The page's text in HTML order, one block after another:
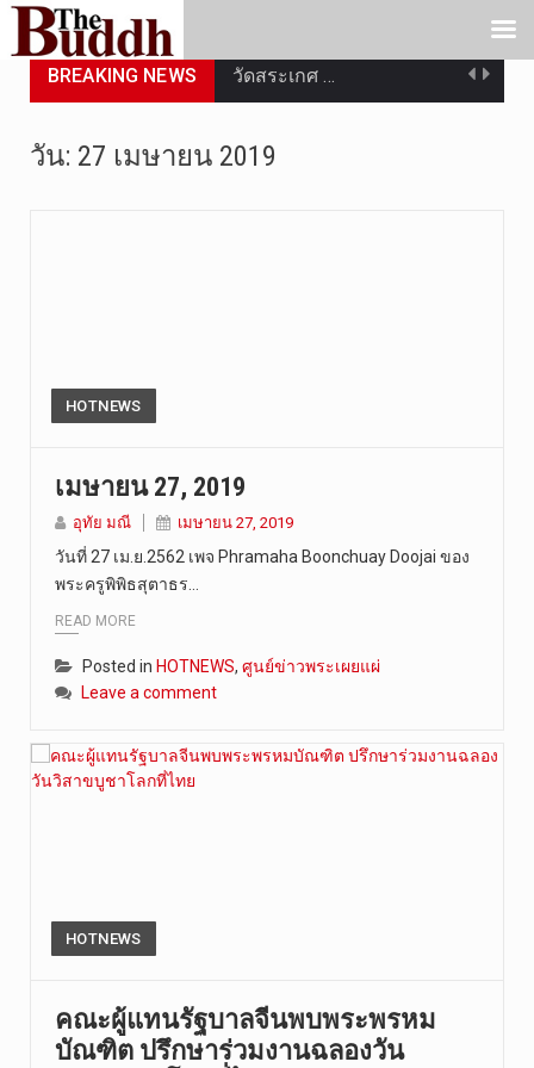
BREAKING NEWS วัดสระเกศ …
“สมเด็จเกี…
วันที่ 7 ส…
วัน: 27 เมษายน 2019
HOTNEWS
เมษายน 27, 2019
อุทัย มณี เมษายน 27, 2019
วันที่ 27 เม.ย.2562 เพจ Phramaha Boonchuay Doojai ของ
พระครูพิพิธสุตาธร…
READ MORE
Posted in HOTNEWS, ศูนย์ข่าวพระเผยแผ่
Leave a comment
HOTNEWS
คณะผู้แทนรัฐบาลจีนพบพระพรหม
บัณฑิต ปรึกษาร่วมงานฉลองวัน